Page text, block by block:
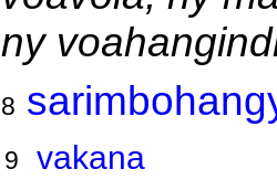
ny
8
9 vakana